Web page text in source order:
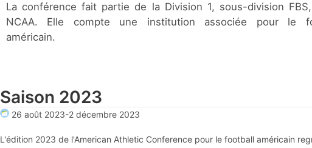
La conférence fait partie de la Division 1, sous-division
NCAA. Elle compte une institution associée pour le
américain.
Saison 2023
26 août 2023-2 décembre 2023
L'édition 2023 de l'American Athletic Conference pour le football américain